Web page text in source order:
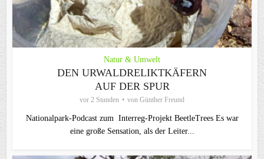
Natur & Umwelt
DEN URWALDRELIKTKÄFERN
AUF DER SPUR
vor 2 Stunden von Günther Freund
Nationalpark-Podcast zum Interreg-Projekt BeetleTrees Es war
eine große Sensation, als der Leiter...